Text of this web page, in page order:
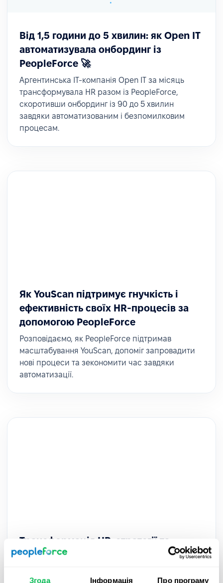
Згода Інформація Про програму
Від 1,5 години до 5 хвилин: як Open IT
автоматизувала онбординг із
PeopleForce 🚀
Аргентинська ІТ-компанія Open IT за місяць
трансформувала HR разом із PeopleForce,
скоротивши онбординг із 90 до 5 хвилин
завдяки автоматизованим і безпомилковим
процесам.
Як YouScan підтримує гнучкість і
ефективність своїх HR-процесів за
допомогою PeopleForce
Розповідаємо, як PeopleForce підтримав
масштабування YouScan, допоміг запровадити
нові процеси та зекономити час завдяки
автоматизації.
Трансформація HR-стратегії та
процесів в AWT Bavaria – з